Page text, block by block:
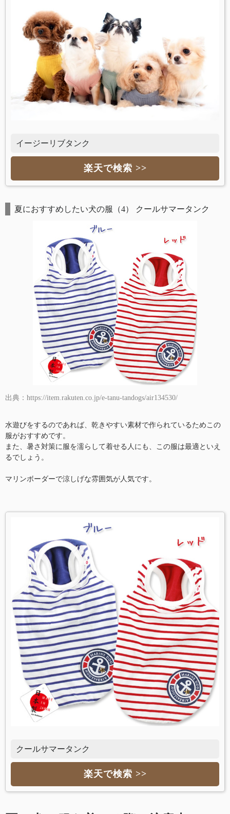
イージーリブタンク
楽天で検索 >>
夏におすすめしたい犬の服（4） クールサマータンク
出典：https://item.rakuten.co.jp/e-tanu-tandogs/air134530/
水遊びをするのであれば、乾きやすい素材で作られているためこの
服がおすすめです。
また、暑さ対策に服を濡らして着せる人にも、この服は最適といえ
るでしょう。
マリンボーダーで涼しげな雰囲気が人気です。
クールサマータンク
楽天で検索 >>